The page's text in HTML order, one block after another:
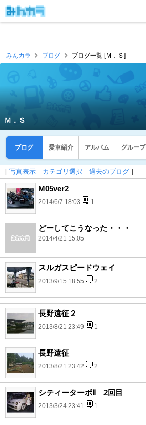
みんカラ ブログ ブログ一覧 [Ｍ．Ｓ]
Ｍ．Ｓ
ブログ 愛車紹介 アルバム グループ
[ 写真表示 ｜ カテゴリ選択 ｜ 過去のブログ ]
M05ver2
2014/6/7 18:03 1
どーしてこうなった・・・
2014/4/21 15:05
スルガスピードウェイ
2013/9/15 18:55 2
長野遠征２
2013/8/21 23:49 1
長野遠征
2013/8/21 23:42 2
シティーターボⅡ 2回目
2013/3/24 23:41 1